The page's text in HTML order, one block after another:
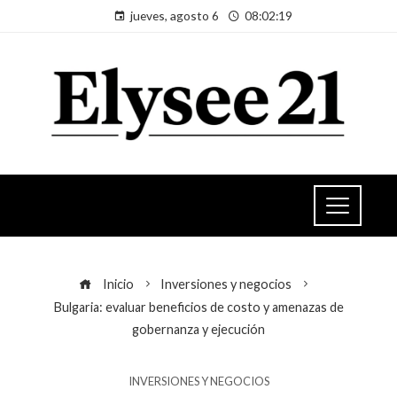
jueves, agosto 6 08:02:19
Inicio
Inversiones y negocios
Bulgaria: evaluar beneficios de costo y amenazas de
gobernanza y ejecución
INVERSIONES Y NEGOCIOS